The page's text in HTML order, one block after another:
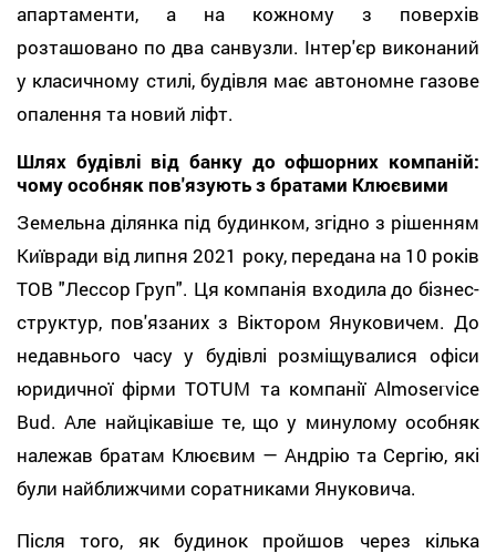
апартаменти, а на кожному з поверхів
розташовано по два санвузли. Інтер'єр виконаний
у класичному стилі, будівля має автономне газове
опалення та новий ліфт.
Шлях будівлі від банку до офшорних компаній:
чому особняк пов'язують з братами Клюєвими
Земельна ділянка під будинком, згідно з рішенням
Київради від липня 2021 року, передана на 10 років
ТОВ "Лессор Груп". Ця компанія входила до бізнес-
структур, пов'язаних з Віктором Януковичем. До
недавнього часу у будівлі розміщувалися офіси
юридичної фірми TOTUM та компанії Almoservice
Bud. Але найцікавіше те, що у минулому особняк
належав братам Клюєвим — Андрію та Сергію, які
були найближчими соратниками Януковича.
Після того, як будинок пройшов через кілька